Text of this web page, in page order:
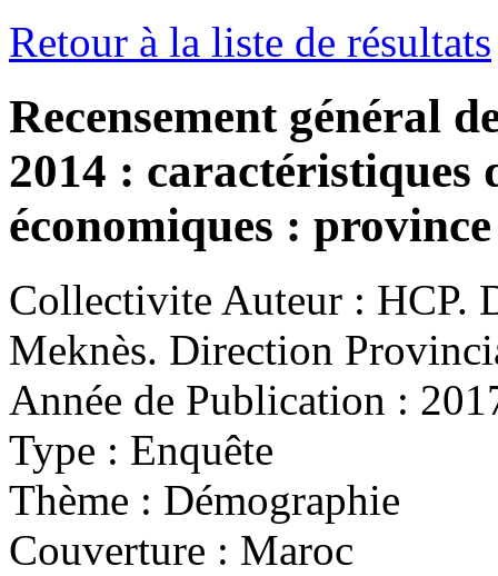
Retour à la liste de résultats
Recensement général
2014 : caractéristiques
économiques :
Collectivite Auteur : HCP.
Meknès. Direction
Année de Publication :
Type : Enquête
Thème : Démographie
Couverture : Maroc